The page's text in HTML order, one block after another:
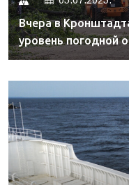
Вчера в
уровень погодной